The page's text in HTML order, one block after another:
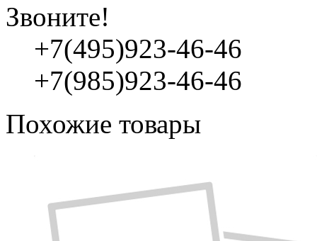
Звоните!
+7(495)923-46-46
+7(985)923-46-46
Похожие товары